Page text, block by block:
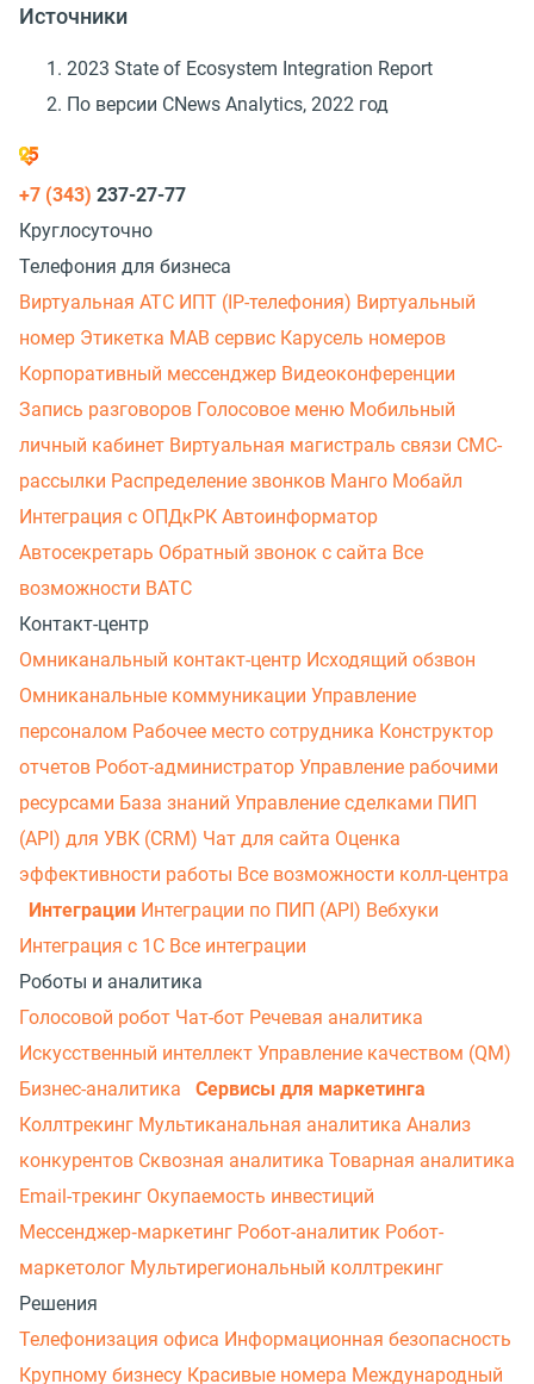
Источники
2023 State of Ecosystem Integration Report
По версии CNews Analytics, 2022 год
+7 (343) 237-27-77
Круглосуточно
Телефония для бизнеса
Виртуальная АТС ИПТ (IP-телефония) Виртуальный
номер Этикетка МАВ сервис Карусель номеров
Корпоративный мессенджер Видеоконференции
Запись разговоров Голосовое меню Мобильный
личный кабинет Виртуальная магистраль связи СМС-
рассылки Распределение звонков Манго Мобайл
Интеграция с ОПДкРК Автоинформатор
Автосекретарь Обратный звонок с сайта Все
возможности ВАТС
Контакт-центр
Омниканальный контакт-центр Исходящий обзвон
Омниканальные коммуникации Управление
персоналом Рабочее место сотрудника Конструктор
отчетов Робот-администратор Управление рабочими
ресурсами База знаний Управление сделками ПИП
(API) для УВК (CRM) Чат для сайта Оценка
эффективности работы Все возможности колл-центра
Интеграции Интеграции по ПИП (API) Вебхуки
Интеграция с 1С Все интеграции
Роботы и аналитика
Голосовой робот Чат-бот Речевая аналитика
Искусственный интеллект Управление качеством (QM)
Бизнес-аналитика
Сервисы для маркетинга
Коллтрекинг Мультиканальная аналитика Анализ
конкурентов Сквозная аналитика Товарная аналитика
Email-трекинг Окупаемость инвестиций
Мессенджер‑маркетинг Робот-аналитик Робот-
маркетолог Мультирегиональный коллтрекинг
Решения
Телефонизация офиса Информационная безопасность
Крупному бизнесу Красивые номера Международный